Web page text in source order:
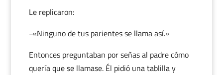
Le replicaron:
-«Ninguno de tus parientes se llama así.»
Entonces preguntaban por señas al padre cómo
quería que se llamase. Él pidió una tablilla y